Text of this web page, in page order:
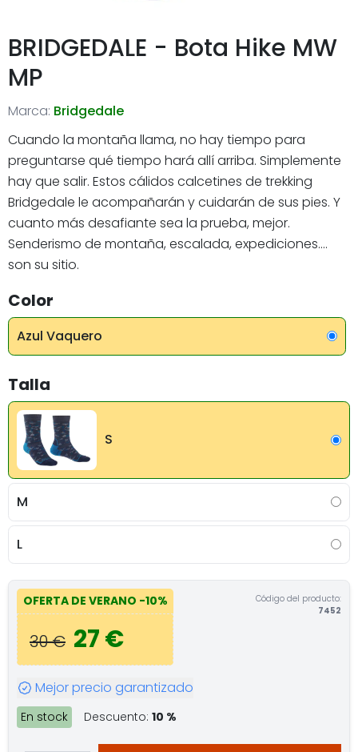
BRIDGEDALE - Bota Hike MW
MP
Marca: Bridgedale
Cuando la montaña llama, no hay tiempo para
preguntarse qué tiempo hará allí arriba. Simplemente
hay que salir. Estos cálidos calcetines de trekking
Bridgedale le acompañarán y cuidarán de sus pies. Y
cuanto más desafiante sea la prueba, mejor.
Senderismo de montaña, escalada, expediciones....
son su sitio.
Color
Azul Vaquero
Talla
S
M
L
OFERTA DE VERANO -10%
30 € 27 €
Código del producto:
7452
Mejor precio garantizado
En stock Descuento: 10 %